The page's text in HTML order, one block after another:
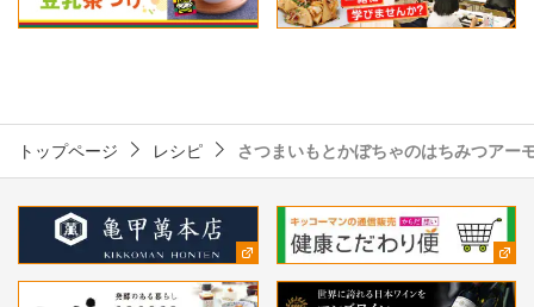
トップページ レシピ さつまいもとかぼちゃのはちみつアー